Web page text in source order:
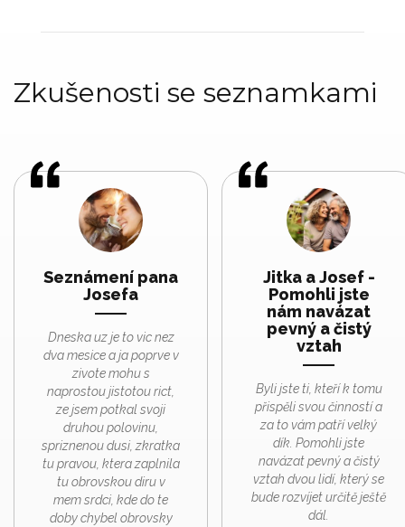
Zkušenosti se seznamkami
Seznámení pana
Josefa
Dneska uz je to vic nez
dva mesice a ja poprve v
zivote mohu s
naprostou jistotou rict,
ze jsem potkal svoji
druhou polovinu,
spriznenou dusi, zkratka
tu pravou, ktera zaplnila
tu obrovskou diru v
mem srdci, kde do te
doby chybel obrovsky
Jitka a Josef -
Pomohli jste
nám navázat
pevný a čistý
vztah
Byli jste ti, kteří k tomu
přispěli svou činností a
za to vám patří velký
dík. Pomohli jste
navázat pevný a čistý
vztah dvou lidí, který se
bude rozvíjet určitě ještě
dál.